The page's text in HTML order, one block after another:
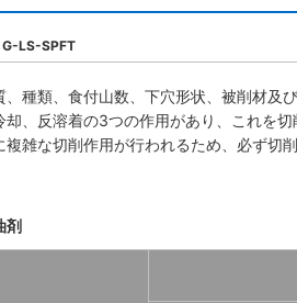
LS-SPFT
種類、食付山数、下穴形状、被削材及
却、反溶着の3つの作用があり、これを
複雑な切削作用が行われるため、必ず切
剤